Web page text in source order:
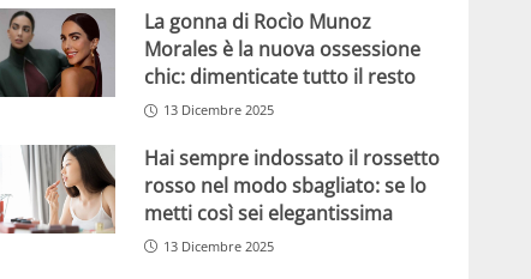
La gonna di Rocìo Munoz
Morales è la nuova ossessione
chic: dimenticate tutto il resto
13 Dicembre 2025
Hai sempre indossato il rossetto
rosso nel modo sbagliato: se lo
metti così sei elegantissima
13 Dicembre 2025